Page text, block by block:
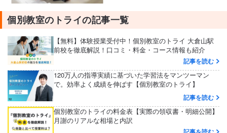
個別教室のトライの記事一覧
【無料】体験授業受付中！個別教室のトライ 大倉山駅
前校を徹底解説！口コミ・料金・コース情報も紹介
記事を読む
120万人の指導実績に基づいた学習法をマンツーマン
で。効率よく成績を伸ばす【個別教室のトライ】
記事を読む
個別教室のトライの料金表【実際の領収書・明細公開】
月謝のリアルな相場と内訳